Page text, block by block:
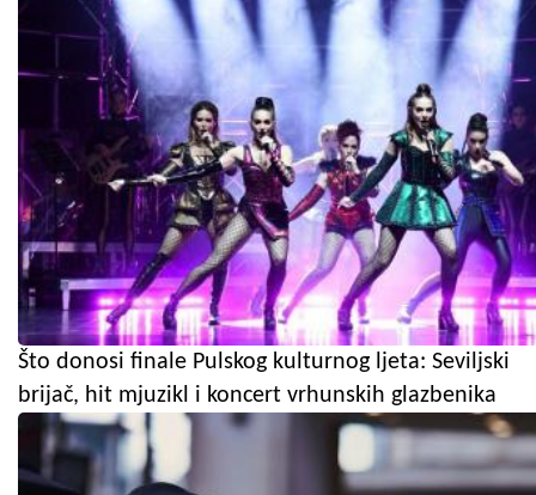
Što donosi finale Pulskog kulturnog ljeta: Seviljski
brijač, hit mjuzikl i koncert vrhunskih glazbenika